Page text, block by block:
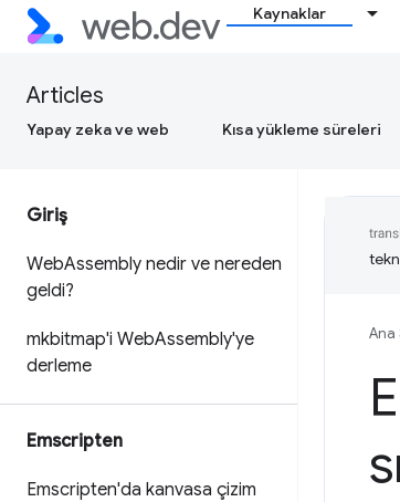
Kaynaklar
Articles
Yapay zeka ve web Kısa yükleme süreleri
Giriş
WebAssembly nedir ve nereden
geldi?
mkbitmap'i WebAssembly'ye
derleme
Emscripten
Emscripten'da kanvasa çizim
Ana